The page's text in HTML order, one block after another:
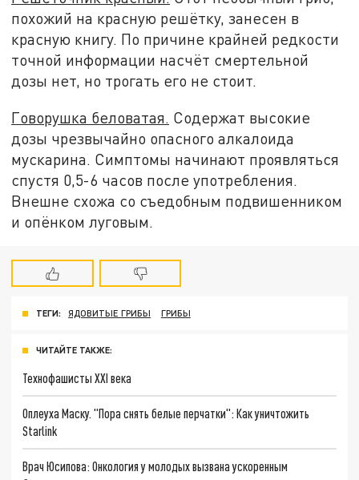
похожий на красную решётку, занесен в
красную книгу. По причине крайней редкости
точной информации насчёт смертельной
дозы нет, но трогать его не стоит.
Говорушка беловатая. Содержат высокие
дозы чрезвычайно опасного алкалоида
мускарина. Симптомы начинают проявляться
спустя 0,5-6 часов после употребления.
Внешне схожа со съедобным подвишенником
и опёнком луговым.
ТЕГИ: ЯДОВИТЫЕ ГРИБЫ ГРИБЫ
ЧИТАЙТЕ ТАКЖЕ:
Технофашисты XXI века
Оплеуха Маску. "Пора снять белые перчатки": Как уничтожить
Starlink
Врач Юсипова: Онкология у молодых вызвана ускоренным